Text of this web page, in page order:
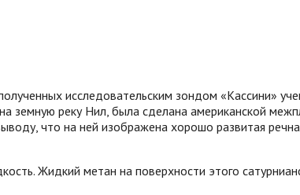
исследовательским зондом «Кассини»
земную реку Нил, была сделана американской
что на ней изображена хорошо развитая
Жидкий метан на поверхности этого